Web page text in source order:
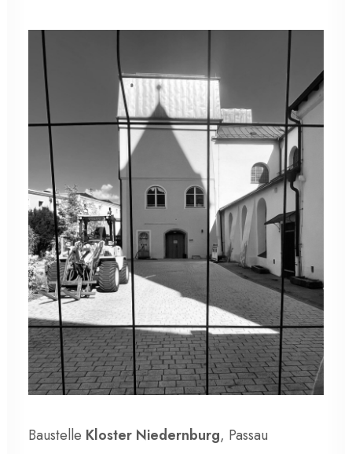
Baustelle Kloster Niedernburg, Passau